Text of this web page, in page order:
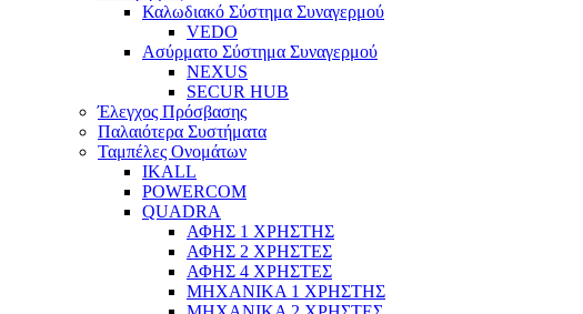
Καλωδιακό Σύστημα Συναγερμού
VEDO
Ασύρματο Σύστημα Συναγερμού
NEXUS
SECUR HUB
Έλεγχος Πρόσβασης
Παλαιότερα Συστήματα
Ταμπέλες Ονομάτων
IKALL
POWERCOM
QUADRA
ΑΦΗΣ 1 ΧΡΗΣΤΗΣ
ΑΦΗΣ 2 ΧΡΗΣΤΕΣ
ΑΦΗΣ 4 ΧΡΗΣΤΕΣ
ΜΗΧΑΝΙΚΑ 1 ΧΡΗΣΤΗΣ